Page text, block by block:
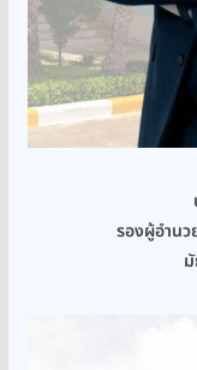
รองผู้อำน